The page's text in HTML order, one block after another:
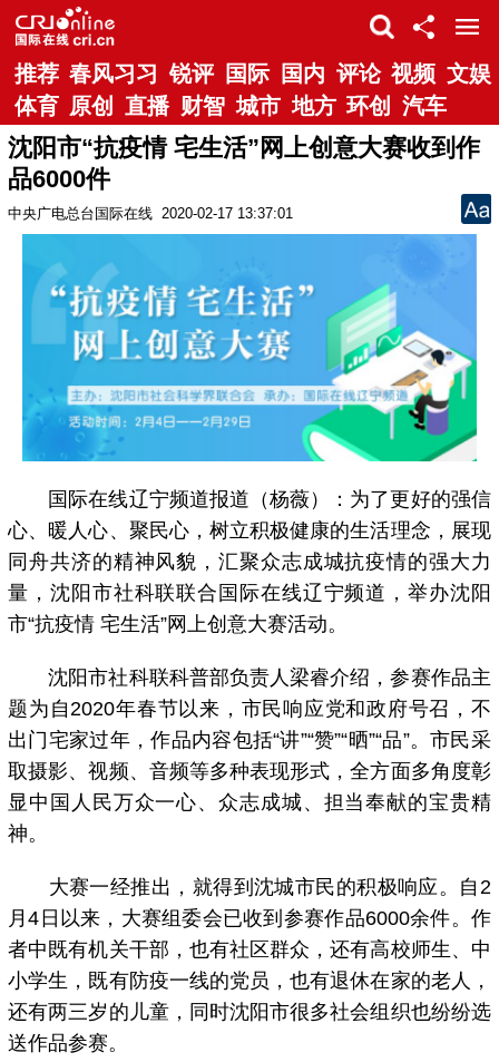
推荐 春风习习 锐评 国际 国内 评论 视频 文娱
体育 原创 直播 财智 城市 地方 环创 汽车
沈阳市“抗疫情 宅生活”网上创意大赛收到作
品6000件
中央广电总台国际在线 2020-02-17 13:37:01
国际在线辽宁频道报道（杨薇）：为了更好的强信
心、暖人心、聚民心，树立积极健康的生活理念，展现
同舟共济的精神风貌，汇聚众志成城抗疫情的强大力
量，沈阳市社科联联合国际在线辽宁频道，举办沈阳
市“抗疫情 宅生活”网上创意大赛活动。
沈阳市社科联科普部负责人梁睿介绍，参赛作品主
题为自2020年春节以来，市民响应党和政府号召，不
出门宅家过年，作品内容包括“讲”“赞”“晒”“品”。市民采
取摄影、视频、音频等多种表现形式，全方面多角度彰
显中国人民万众一心、众志成城、担当奉献的宝贵精
神。
大赛一经推出，就得到沈城市民的积极响应。自2
月4日以来，大赛组委会已收到参赛作品6000余件。作
者中既有机关干部，也有社区群众，还有高校师生、中
小学生，既有防疫一线的党员，也有退休在家的老人，
还有两三岁的儿童，同时沈阳市很多社会组织也纷纷选
送作品参赛。